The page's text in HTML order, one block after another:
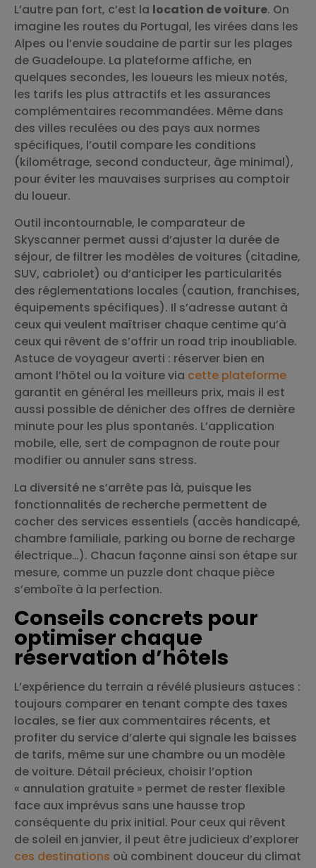
L’autre pan fort, c’est la location de voiture. On
imagine les routes du Portugal, les virées dans les
Alpes ou l’envie soudaine de partir sur les plages
de Guadeloupe. La plateforme affiche, en
quelques secondes, les loueurs les mieux notés,
les tarifs les plus attractifs et les assurances
complémentaires recommandées. Même dans
des villes reculées ou des pays aux normes
spécifiques, l’outil compare les conditions
(kilométrage, second conducteur, âge minimal),
pour éviter les mauvaises surprises au comptoir
du loueur.
Outil incontournable, le comparateur de
Skyscanner permet aussi d’ajuster la durée de
séjour, de filtrer les modèles de voitures (citadine,
SUV, cabriolet) ou d’anticiper les particularités
des réglementations locales (caution, franchises,
équipements spécifiques). Il s’adresse autant à
ceux qui veulent maîtriser chaque centime qu’à
ceux qui rêvent de s’offrir un road trip inoubliable.
Astuce de voyageur averti : réserver bien en
amont l’hôtel ou la voiture via cette plateforme
garantit en général les meilleurs prix, mais il est
aussi possible de dénicher des offres de dernière
minute pour les plus spontanés. L’application
mobile, elle, sert de compagnon de route pour
modifier ou annuler sans stress.
La diversité ne s’arrête pas là, puisque les
fonctionnalités de recherche permettent de
cocher des services essentiels (accès handicapé,
chambre familiale, parking ou borne de recharge
électrique…). Chacun façonne ainsi son étape sur
mesure, comme un puzzle dont chaque pièce
s’emboîte à la perfection.
Conseils concrets pour
optimiser chaque
réservation d’hôtels
L’expérience du terrain a révélé plusieurs astuces :
toujours comparer en tenant compte des taxes
locales, se fier aux commentaires récents, et
profiter du service d’alerte qui signale les baisses
de tarifs, même sur une chambre ou un modèle
de voiture. Détail précieux, choisir l’option
« annulation gratuite » permet de rester flexible
face aux imprévus sans une hausse trop
conséquente du prix initial. Pour ceux qui rêvent
de soleil en janvier, il peut être judicieux d’explorer
ces destinations où combinent douceur du climat